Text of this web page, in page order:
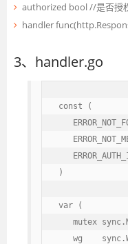
authorized bool //是否授
handler
3、handler.go
const (
)
var (
mutex
wg